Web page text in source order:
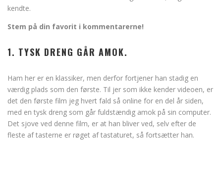
kendte.
Stem på din favorit i kommentarerne!
1. TYSK DRENG GÅR AMOK.
Ham her er en klassiker, men derfor fortjener han stadig en
værdig plads som den første. Til jer som ikke kender videoen, er
det den første film jeg hvert fald så online for en del år siden,
med en tysk dreng som går fuldstændig amok på sin computer.
Det sjove ved denne film, er at han bliver ved, selv efter de
fleste af tasterne er røget af tastaturet, så fortsætter han.